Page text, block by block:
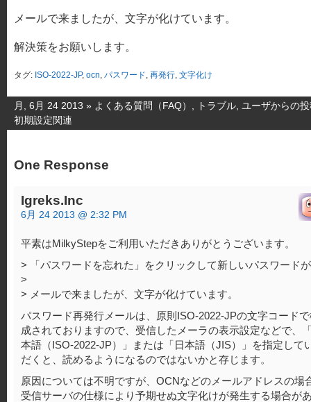
メールで来ましたが、文字が化けています。
解決策をお願いします。
タグ: ISO-2022-JP, ocn, パスワード, 再発行, 文字化け
月, 6月 24 2013 » よくある質問（FAQ） トラブル ユーザからの
初期設定関連
One Response
Igreks.Inc
6月 24 2013 @ 2:32 PM
平素はMilkyStepをご利用いただきありがとうございます。
> 「パスワードを忘れた」をクリックして新しいパスワードが
>
> メールで来ましたが、文字が化けています。
パスワード再発行メールは、原則ISO-2022-JPの文字コード
成されておりますので、受信したメーラの表示設定などで、
本語（ISO-2022-JP）」または「日本語（JIS）」を指定して
だくと、読めるようになるのではないかと存じます。
原因については不明ですが、OCNなどのメールアドレスの場
受信サーバの仕様により予期せぬ文字化けが発生する場合が